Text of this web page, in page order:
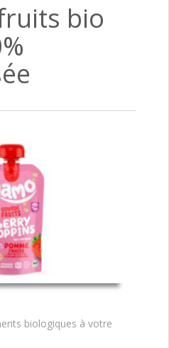
bio
biologiques à votre